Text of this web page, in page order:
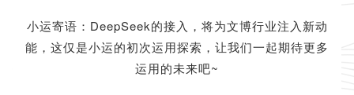
小运寄语：DeepSeek的接入，将为文博行业注入新动
能，这仅是小运的初次运用探索，让我们一起期待更多
运用的未来吧~